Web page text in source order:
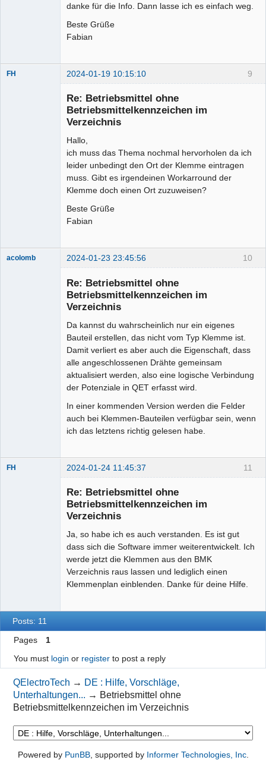
danke für die Info. Dann lasse ich es einfach weg.
Beste Grüße
Fabian
9
FH 2024-01-19 10:15:10
Re: Betriebsmittel ohne
Betriebsmittelkennzeichen im
Verzeichnis
Hallo,
ich muss das Thema nochmal hervorholen da ich
leider unbedingt den Ort der Klemme eintragen
muss. Gibt es irgendeinen Workarround der
Klemme doch einen Ort zuzuweisen?
Beste Grüße
Fabian
10
acolomb 2024-01-23 23:45:56
Re: Betriebsmittel ohne
Betriebsmittelkennzeichen im
Verzeichnis
Da kannst du wahrscheinlich nur ein eigenes
Bauteil erstellen, das nicht vom Typ Klemme ist.
Damit verliert es aber auch die Eigenschaft, dass
alle angeschlossenen Drähte gemeinsam
aktualisiert werden, also eine logische Verbindung
der Potenziale in QET erfasst wird.
In einer kommenden Version werden die Felder
auch bei Klemmen-Bauteilen verfügbar sein, wenn
ich das letztens richtig gelesen habe.
11
FH 2024-01-24 11:45:37
Re: Betriebsmittel ohne
Betriebsmittelkennzeichen im
Verzeichnis
Ja, so habe ich es auch verstanden. Es ist gut
dass sich die Software immer weiterentwickelt. Ich
werde jetzt die Klemmen aus den BMK
Verzeichnis raus lassen und lediglich einen
Klemmenplan einblenden. Danke für deine Hilfe.
Posts: 11
Pages
1
You must login or registerto post a reply
QElectroTech → DE : Hilfe, Vorschläge,
Unterhaltungen... → Betriebsmittel ohne
Betriebsmittelkennzeichen im Verzeichnis
Powered by PunBB, supported by Informer Technologies, Inc.